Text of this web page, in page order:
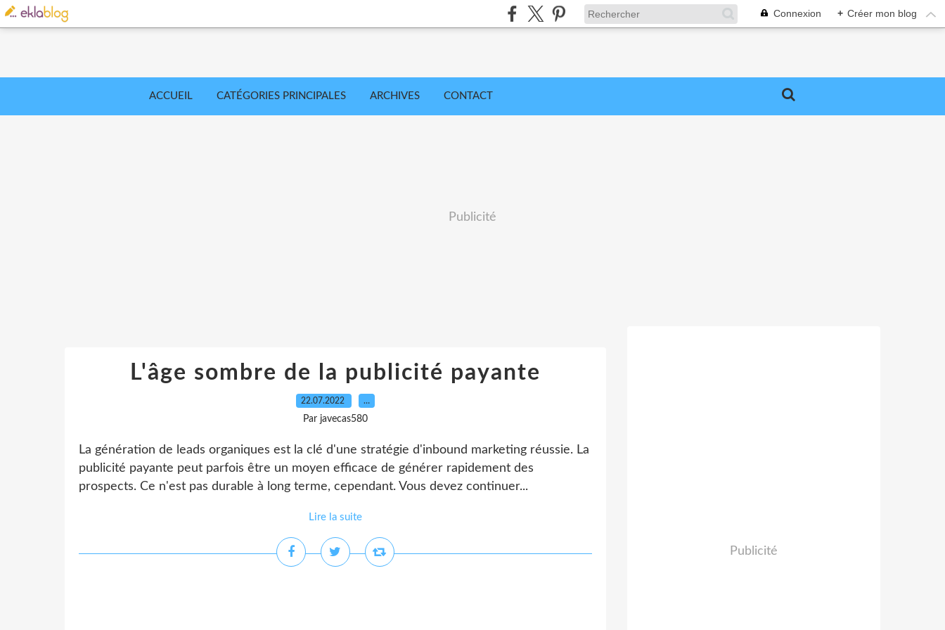
Connexion + Créer mon blog
ACCUEIL CATÉGORIES PRINCIPALES ARCHIVES CONTACT
Publicité
L'âge sombre de la publicité payante
22.07.2022 …
Par javecas580
La génération de leads organiques est la clé d'une stratégie d'inbound marketing réussie. La
publicité payante peut parfois être un moyen efficace de générer rapidement des
prospects. Ce n'est pas durable à long terme, cependant. Vous devez continuer...
Lire la suite
Publicité